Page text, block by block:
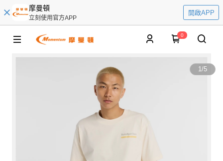
摩曼頓
立刻使用官方APP
開啟APP
0
1/5